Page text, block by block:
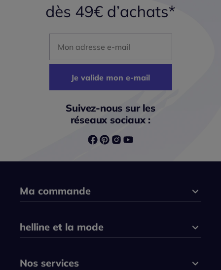
Je valide mon e-mail
Suivez-nous sur les
réseaux sociaux :
Ma commande
helline et la mode
Nos services